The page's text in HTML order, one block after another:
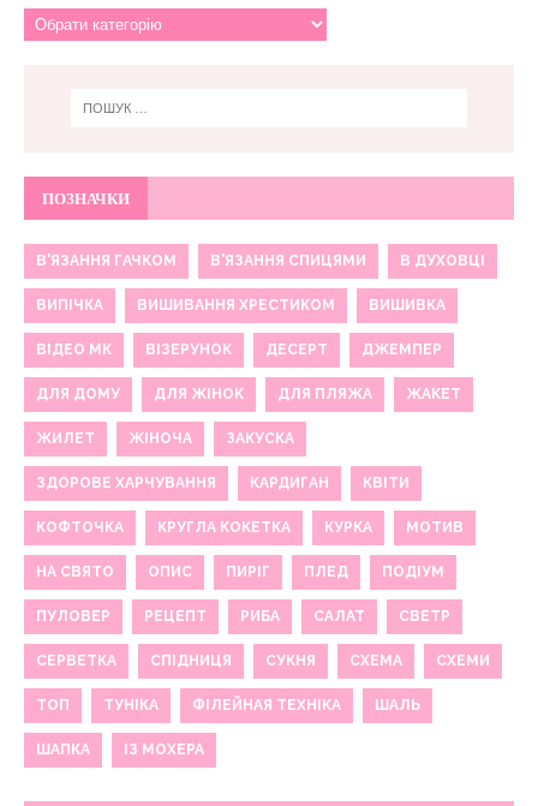
ПОЗНАЧКИ
В'ЯЗАННЯ ГАЧКОМ В'ЯЗАННЯ СПИЦЯМИ В ДУХОВЦІ
ВИПІЧКА ВИШИВАННЯ ХРЕСТИКОМ ВИШИВКА
ВІДЕО МК ВІЗЕРУНОК ДЕСЕРТ ДЖЕМПЕР
ДЛЯ ДОМУ ДЛЯ ЖІНОК ДЛЯ ПЛЯЖА ЖАКЕТ
ЖИЛЕТ ЖІНОЧА ЗАКУСКА
ЗДОРОВЕ ХАРЧУВАННЯ КАРДИГАН КВІТИ
КОФТОЧКА КРУГЛА КОКЕТКА КУРКА МОТИВ
НА СВЯТО ОПИС ПИРІГ ПЛЕД ПОДІУМ
ПУЛОВЕР РЕЦЕПТ РИБА САЛАТ СВЕТР
СЕРВЕТКА СПІДНИЦЯ СУКНЯ СХЕМА СХЕМИ
ТОП ТУНІКА ФІЛЕЙНАЯ ТЕХНІКА ШАЛЬ
ШАПКА ІЗ МОХЕРА